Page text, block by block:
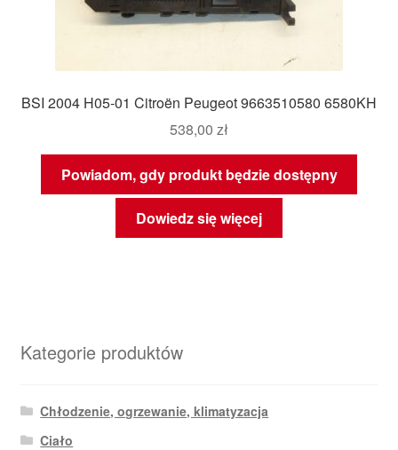
BSI 2004 H05-01 Citroën Peugeot 9663510580 6580KH
538,00 zł
Powiadom, gdy produkt będzie dostępny
Dowiedz się więcej
Kategorie produktów
Chłodzenie, ogrzewanie, klimatyzacja
Ciało